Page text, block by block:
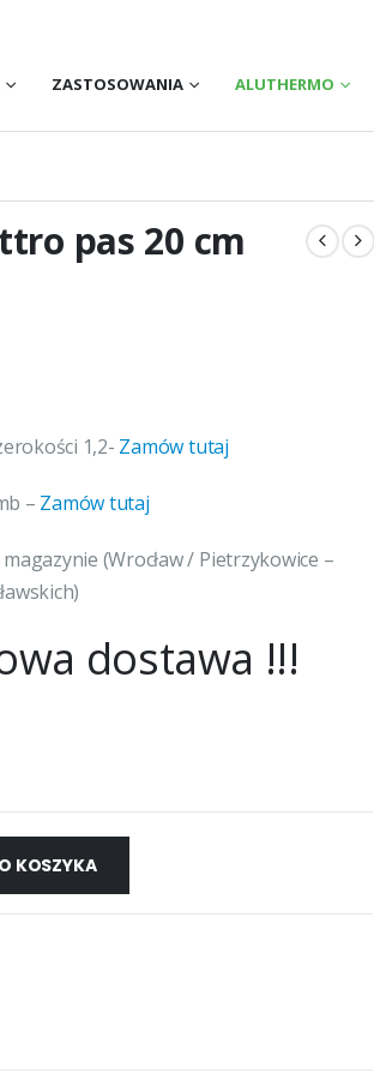
ZASTOSOWANIA ALUTHERMO
pas 20 cm
1,2- Zamów tutaj
– Zamów tutaj
(Wrocław / Pietrzykowice –
dostawa !!!
KOSZYKA